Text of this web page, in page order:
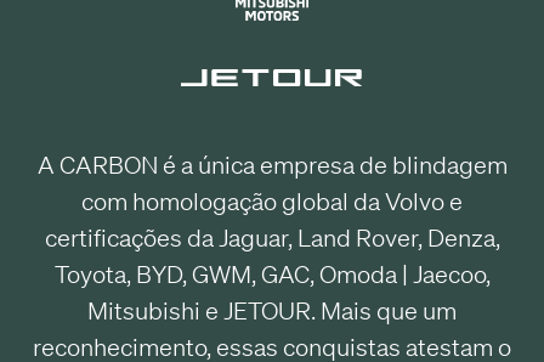
A CARBON é a única empresa de blindagem
com homologação global da Volvo e
certificações da Jaguar, Land Rover, Denza,
Toyota, BYD, GWM, GAC, Omoda | Jaecoo,
Mitsubishi e JETOUR. Mais que um
reconhecimento, essas conquistas atestam o